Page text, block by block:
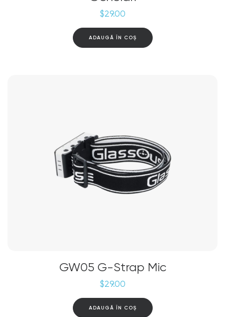
$29.00
ADAUGĂ ÎN COȘ
GW05 G-Strap Mic
$29.00
ADAUGĂ ÎN COȘ